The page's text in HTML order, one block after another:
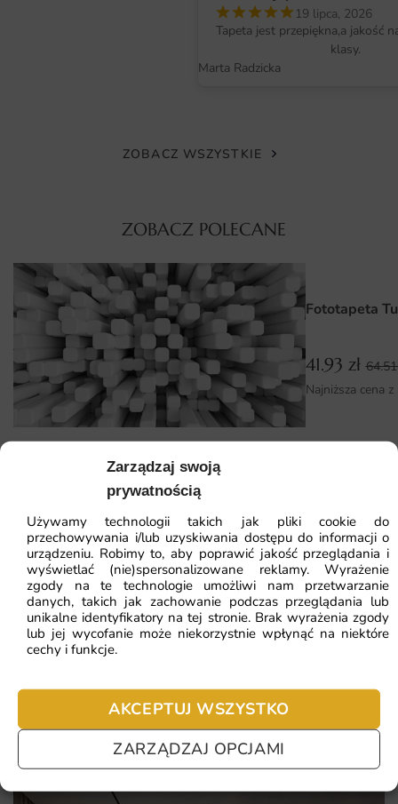
Zarządzaj swoją
prywatnością
Używamy technologii takich jak pliki cookie do
przechowywania i/lub uzyskiwania dostępu do informacji o
urządzeniu. Robimy to, aby poprawić jakość przeglądania i
wyświetlać (nie)spersonalizowane reklamy. Wyrażenie
zgody na te technologie umożliwi nam przetwarzanie
danych, takich jak zachowanie podczas przeglądania lub
unikalne identyfikatory na tej stronie. Brak wyrażenia zgody
lub jej wycofanie może niekorzystnie wpłynąć na niektóre
cechy i funkcje.
AKCEPTUJ WSZYSTKO
ZARZĄDZAJ OPCJAMI
intensywność kolorów. Dzięki zastosowaniu
ekologicznych farb, fototapeta jest bezpieczna dla zdrowia
i środowiska, co czyni ją idealnym wyborem do każdego
wnętrza, niezależnie od jego wielkości. Montaż fototapety
wystarczy odpowiedni klej oraz kilka podstawowych
narzędzi, aby cieszyć się nową dekoracją w zaledwie kilka
chwil.
Dlaczego warto wybrać tę fototapetę
Oryginalny design, który przyciąga uwagę i nadaje
charakteru pomieszczeniom.
Wysoka jakość wykonania, zapewniająca trwałość i
estetyczny wygląd przez wiele lat.
Ekologiczne materiały i farby, bezpieczne dla zdrowia i
środowiska.
Łatwy montaż oraz możliwość zamówienia w dowolnych
wymiarach, co ułatwia aranżację wnętrza.
19 lipca, 2026
Tapeta jest przepiękna,a jakość
klasy.
Marta Radzicka
ZOBACZ WSZYSTKIE
ZOBACZ POLECANE
Fototapeta Białe tło 3D
41.93zł 64.51zł
Najniższa cena z 30 dni:41.93zł
Fototapeta
41.93 zł
Najniższa cena
ZOBACZ WSZYSTKIE
Najczęściej zadawane pytania
Pomagamy i doradzamy przy każdym zakupie. Ale jeżeli
nie chcesz czekać – sprawdź najczęściej zadawane pytania.